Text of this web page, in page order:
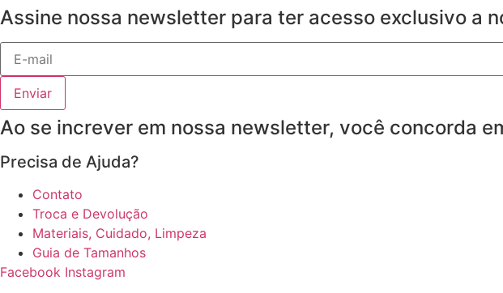
escolhidas
na
página
Assine nossa newsletter para ter acesso exclusivo a
Enviar
Ao se increver em nossa newsletter, você concorda
Precisa de Ajuda?
Contato
Troca e Devolução
Materiais, Cuidado, Limpeza
Guia de Tamanhos
Facebook Instagram